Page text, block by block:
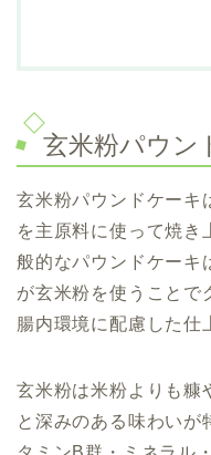
玄米粉パウン
玄米粉パウンドケーキ
を主原料に使って焼き
般的なパウンドケーキ
が玄米粉を使うことで
腸内環境に配慮した仕
玄米粉は米粉よりも糠
と深みのある味わいが